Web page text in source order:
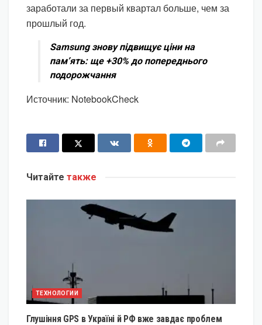
заработали за первый квартал больше, чем за
прошлый год.
Samsung знову підвищує ціни на
пам’ять: ще +30% до попереднього
подорожчання
Источник: NotebookCheck
Читайте также
ТЕХНОЛОГИИ
Глушіння GPS в Україні й РФ вже завдає проблем